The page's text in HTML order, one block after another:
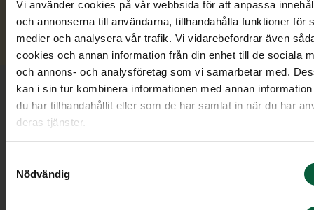
Vi använder cookies på vår webbsida för att anpassa
och annonserna till användarna, tillhandahålla funktioner för
medier och analysera vår trafik. Vi vidarebefordrar även
cookies och annan information från din enhet till de sociala
och annons- och analysföretag som vi samarbetar med.
kan i sin tur kombinera informationen med annan
du har tillhandahållit eller som de har samlat in när du har
deras tjänster.
Nödvändig
Tända ljus
Äldre minnessidor
2022.